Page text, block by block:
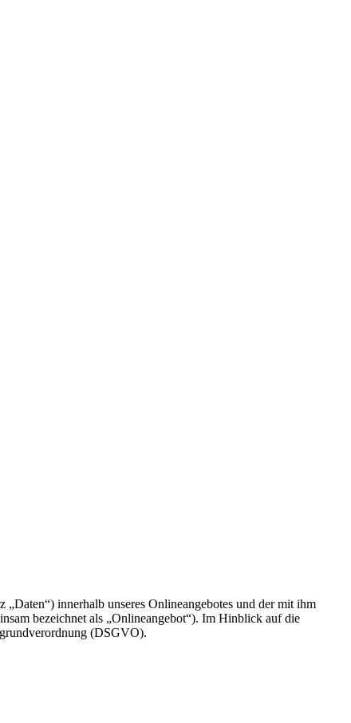
innerhalb unseres Onlineangebotes und der mit ihm
bezeichnet als „Onlineangebot“). Im Hinblick auf die
(DSGVO).